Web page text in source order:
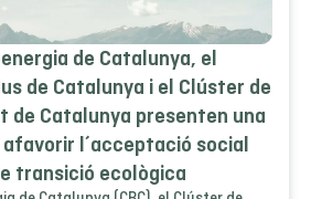
de Catalunya, el
de Catalunya i el Clúster de
de Catalunya presenten una
l´acceptació social
transició ecològica